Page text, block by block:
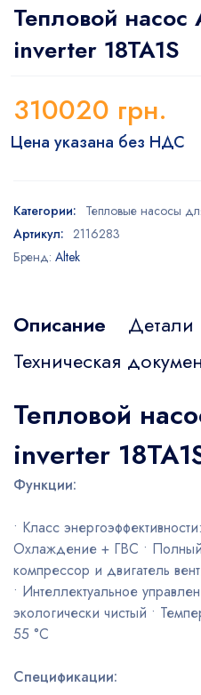
Тепловой
inverter 18TA1S
310020 грн.
Цена указана без НДС
Категории: Тепловые насосы
Артикул: 2116283
Бренд: Altek
Описание
Детали
Техническая
Тепловой
inverter
Функции:
• Класс
Охлаждение + ГВС • Полный
компрессор и двигатель
• Интеллектуальное
экологически чистый •
55 °C
Спецификации: